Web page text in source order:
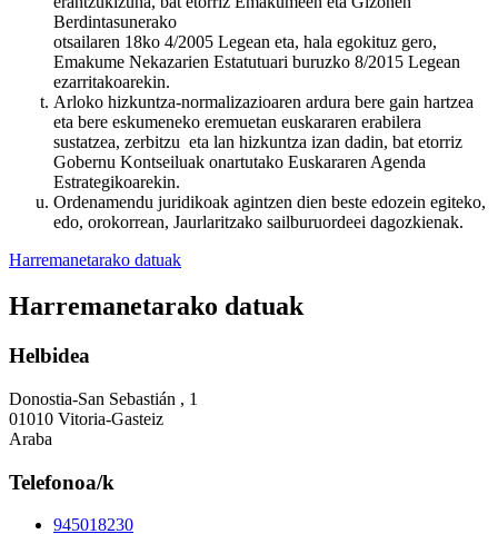
Berdintasunerako
otsailaren 18ko 4/2005 Legean eta, hala egokituz gero,
Emakume Nekazarien Estatutuari buruzko 8/2015 Legean
ezarritakoarekin.
Arloko hizkuntza-normalizazioaren ardura bere gain hartzea
eta bere eskumeneko eremuetan euskararen erabilera
sustatzea, zerbitzu eta lan hizkuntza izan dadin, bat etorriz
Gobernu Kontseiluak onartutako Euskararen Agenda
Estrategikoarekin.
Ordenamendu juridikoak agintzen dien beste edozein egiteko,
edo, orokorrean, Jaurlaritzako sailburuordeei dagozkienak.
Harremanetarako datuak
Harremanetarako datuak
Helbidea
Donostia-San Sebastián , 1
01010 Vitoria-Gasteiz
Araba
Telefonoa/k
945018230